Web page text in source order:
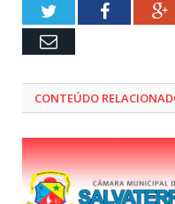
TwitterFacebook
Email
CONTEÚDO